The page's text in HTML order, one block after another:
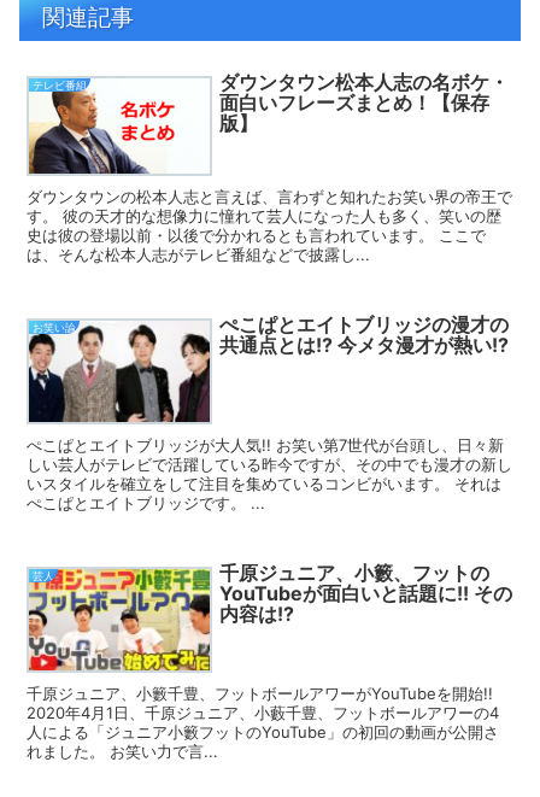
関連記事
テレビ番組
ダウンタウン松本人志の名ボケ・
面白いフレーズまとめ！【保存
版】
ダウンタウンの松本人志と言えば、言わずと知れたお笑い界の帝王で
す。 彼の天才的な想像力に憧れて芸人になった人も多く、笑いの歴
史は彼の登場以前・以後で分かれるとも言われています。 ここで
は、そんな松本人志がテレビ番組などで披露し...
お笑い論
ぺこぱとエイトブリッジの漫才の
共通点とは!? 今メタ漫才が熱い!?
ぺこぱとエイトブリッジが大人気!! お笑い第7世代が台頭し、日々新
しい芸人がテレビで活躍している昨今ですが、その中でも漫才の新し
いスタイルを確立をして注目を集めているコンビがいます。 それは
ぺこぱとエイトブリッジです。 ...
芸人
千原ジュニア、小籔、フットの
YouTubeが面白いと話題に!! その
内容は!?
千原ジュニア、小籔千豊、フットボールアワーがYouTubeを開始!!
2020年4月1日、千原ジュニア、小藪千豊、フットボールアワーの4
人による「ジュニア小籔フットのYouTube」の初回の動画が公開さ
れました。 お笑い力で言...